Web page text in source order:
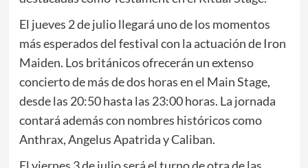
El jueves 2 de julio llegará uno de los momentos
más esperados del festival con la actuación de Iron
Maiden. Los británicos ofrecerán un extenso
concierto de más de dos horas en el Main Stage,
desde las 20:50 hasta las 23:00 horas. La jornada
contará además con nombres históricos como
Anthrax, Angelus Apatrida y Caliban.